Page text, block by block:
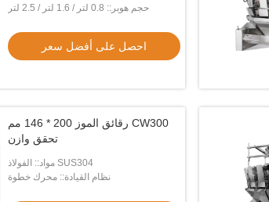
حجم هوبر:: 0.8 لتر / 1.6 لتر / 2.5 لتر
احصل على أفضل سعر
رقائق الموز 200 * 146 مم CW300
تحقق وازن
مواد:: الفولاذ SUS304
نظام القيادة:: محرك خطوة